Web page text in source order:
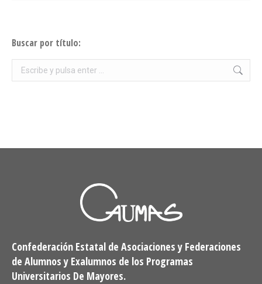
Buscar por título:
Buscar:
Confederación Estatal de Asociaciones y Federaciones
de Alumnos y Exalumnos de los Programas
Universitarios De Mayores.